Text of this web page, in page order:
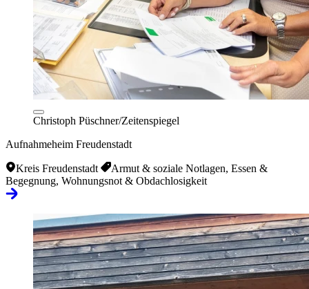
Christoph Püschner/Zeitenspiegel
Aufnahmeheim Freudenstadt
Kreis Freudenstadt
Armut & soziale Notlagen, Essen &
Begegnung, Wohnungsnot & Obdachlosigkeit